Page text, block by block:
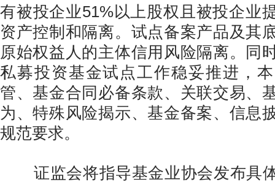
有被投企业51%以上股权且被投企业
资产控制和隔离。试点备案产品及其
原始权益人的主体信用风险隔离。同
私募投资基金试点工作稳妥推进，
管、基金合同必备条款、关联交易、
为、特殊风险揭示、基金备案、信息
规范要求。
证监会将指导基金业协会发布具